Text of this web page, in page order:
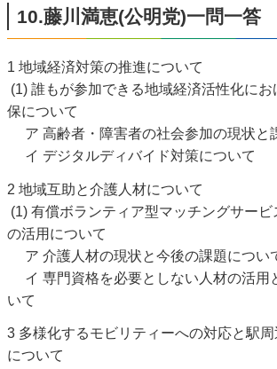
10.藤川満恵(公明党)一問一答
1 地域経済対策の推進について
(1) 誰もが参加できる地域経済活性化に
保について
ア 高齢者・障害者の社会参加の現状と
イ デジタルディバイド対策について
2 地域互助と介護人材について
(1) 有償ボランティア型マッチングサービ
の活用について
ア 介護人材の現状と今後の課題につい
イ 専門資格を必要としない人材の活用
いて
3 多様化するモビリティーへの対応と駅
について